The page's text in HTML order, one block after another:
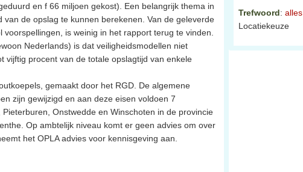
en f 66 miljoen gekost). Een belangrijk thema in
de opslag te kunnen berekenen. Van de geleverde
is weinig in het rapport terug te vinden.
Nederlands) is dat veiligheidsmodellen niet
vijftig procent van de totale opslagtijd van enkele
gemaakt door het RGD. De algemene
zijn gewijzigd en aan deze eisen voldoen 7
Onstwedde en Winschoten in de provincie
Op ambtelijk niveau komt er geen advies om over
het OPLA advies voor kennisgeving aan.
Trefwoord: alles
Locatiekeuze